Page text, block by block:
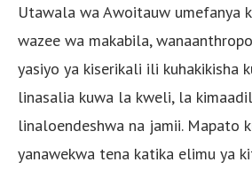
Utawala wa Awoitauw umefanya
wazee wa makabila,
yasiyo ya kiserikali ili kuhakikisha
linasalia kuwa la kweli, la
linaloendeshwa na jamii. Mapato
yanawekwa tena katika elimu ya